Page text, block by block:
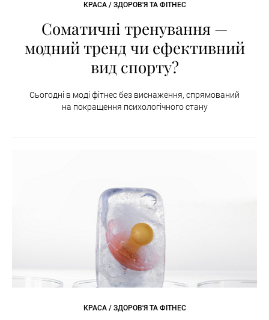
КРАСА / ЗДОРОВ'Я ТА ФІТНЕС
Соматичні тренування —
модний тренд чи ефективний
вид спорту?
Сьогодні в моді фітнес без виснаження, спрямований
на покращення психологічного стану
КРАСА / ЗДОРОВ'Я ТА ФІТНЕС